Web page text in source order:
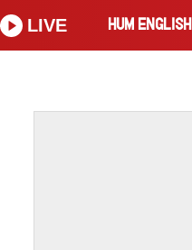
HUM ENGLISH
LIVE